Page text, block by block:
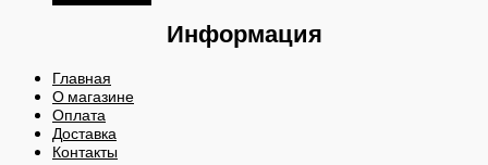
Информация
Главная
О магазине
Оплата
Доставка
Контакты